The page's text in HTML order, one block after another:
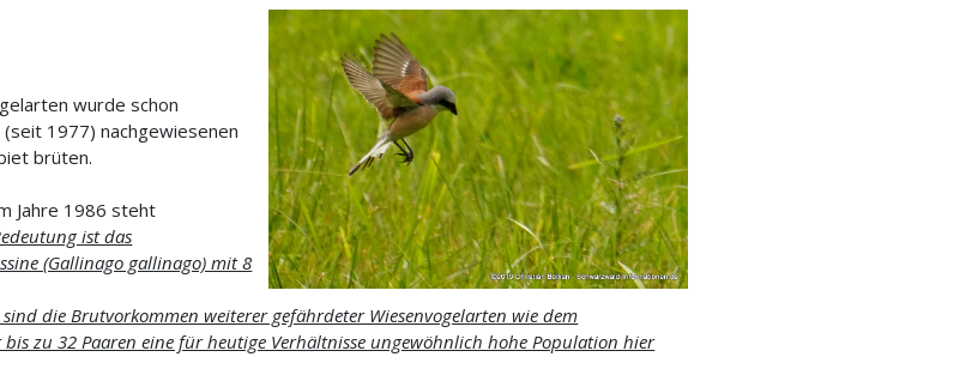
wurde schon
1977) nachgewiesenen
brüten.
Jahre 1986 steht
ist das
(Gallinago gallinago) mit 8
die Brutvorkommen weiterer gefährdeter Wiesenvogelarten wie dem
zu 32 Paaren eine für heutige Verhältnisse ungewöhnlich hohe Population hier